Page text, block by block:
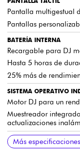
Pantalla multigestual
Pantallas
BATERÍA INTERNA
Recargable para DJ
Hasta 5 horas de
25% más de
SISTEMA OPERATIVO
Motor DJ para un
Muestreador
actualizaciones
MULTIMEDIA
Ranura para tarjetas
ENTRADAS
Entrada auxiliar RCA
BLUETOOTH
Transmisión desde un
SALIDAS
Master 2 XLR
CONTROL DE
Motor de iluminación
MOTOR DE EFECTOS
26 efectos principales
PADS DE ACTUACIÓN
4 pads de actuación
LOOP/BEAT JUMP
Codificador Loop/
ECUALIZADOR
3 bandas en cada
JOG WHEELS
Capacitivas, sensibles
FADERS DE TONO
Alta resolución con
MODO ORDENADOR
Conexión USB para
PESO
3,68 kg
DIMENSIONES
411 x 274 x 53 mm
Más especificaciones